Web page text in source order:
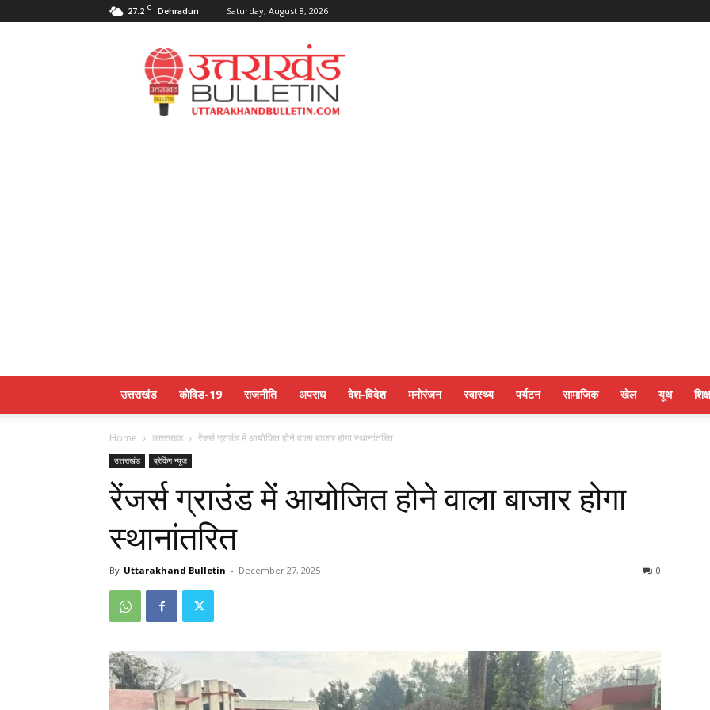
27.2 C Dehradun Saturday, August 8, 2026
Uttarakahnd
Bulletin
उत्तराखंड कोविड-19 राजनीति अपराध देश-विदेश मनोरंजन स्वास्थ्य पर्यटन सामाजिक खेल यूथ
Home उत्तराखंड रेंजर्स ग्राउंड में आयोजित होने वाला बाजार होगा स्थानांतरित
उत्तराखंड ब्रेकिंग न्यूज़
रेंजर्स ग्राउंड में आयोजित होने वाला बाजार होगा
स्थानांतरित
By Uttarakhand Bulletin - December 27, 2025 0